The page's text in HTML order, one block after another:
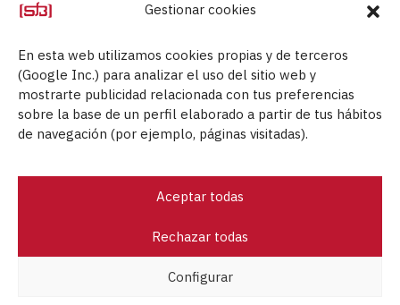
Gestionar cookies
En esta web utilizamos cookies propias y de terceros
(Google Inc.) para analizar el uso del sitio web y
mostrarte publicidad relacionada con tus preferencias
sobre la base de un perfil elaborado a partir de tus hábitos
de navegación (por ejemplo, páginas visitadas).
Aceptar todas
Rechazar todas
Configurar
Know us
Technical Department
Aids
Steel for bricks © 2026
Privacy policy Cookies policy
Commercial documentation